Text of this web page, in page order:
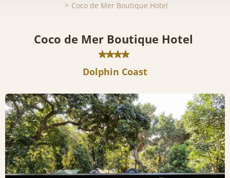
Coco de Mer Boutique Hotel
Coco de Mer Boutique Hotel
Dolphin Coast